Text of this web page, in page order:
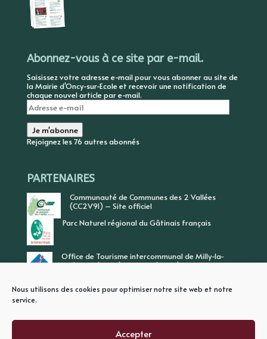
Nous utilisons des cookies pour optimiser notre site web et notre
service.
Accepter
Abonnez-vous à ce site par e-mail.
Saisissez votre adresse e-mail pour vous abonner au site de
la Mairie d'Oncy-sur-Ecole et recevoir une notification de
chaque nouvel article par e-mail.
Adresse
e-
mail
Je m'abonne
Rejoignez les 76 autres abonnés
PARTENAIRES
Communauté de Communes des 2 Vallées
(CC2V91) – Site officiel
Parc Naturel régional du Gâtinais français
Office de Tourisme intercommunal de Milly-la-
Forêt, Vallée de l’Ecole, Vallée de l’Essonne